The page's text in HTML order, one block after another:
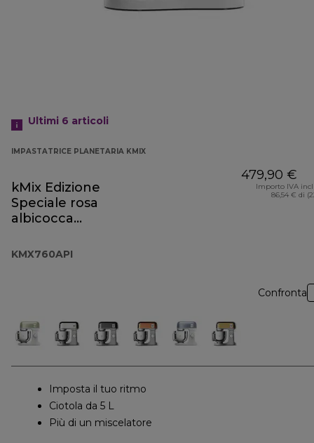
Ultimi 6 articoli
IMPASTATRICE PLANETARIA KMIX
kMix Edizione
Speciale rosa
albicocca
KMX760API
479,90 €
Importo IVA
86,54 € di
Confronta
Imposta il tuo ritmo
Ciotola da 5 L
Più di un miscelatore